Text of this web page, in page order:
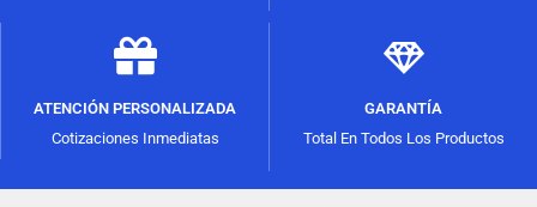
ATENCIÓN PERSONALIZADA
Cotizaciones Inmediatas
GARANTÍA
Total En Todos Los Productos